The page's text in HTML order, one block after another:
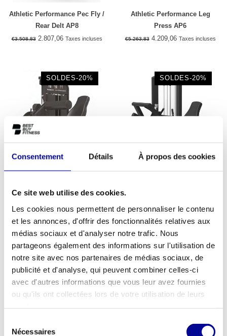
Consentement Détails À propos des cookies
Ce site web utilise des cookies.
Les cookies nous permettent de personnaliser le contenu
et les annonces, d'offrir des fonctionnalités relatives aux
médias sociaux et d'analyser notre trafic. Nous
partageons également des informations sur l'utilisation de
notre site avec nos partenaires de médias sociaux, de
publicité et d'analyse, qui peuvent combiner celles-ci
avec d'autres informations que vous leur avez fournies
ou qu'ils ont collectées lors de votre utilisation de leurs
Nécessaires
Athletic Performance Pec Fly /
Rear Delt AP8
€3.508,832.807,06 Taxes incluses
Athletic Performance Leg
Press AP6
€5.263,834.209,06 Taxes incluses
SOLDES-20%
Leg Extension / leg curl AP8
€3.508,832.807,06Taxes incluses
SOLDES-20%
€3.976,833.181,46Taxes incluses
SOLDES-20% SOLDES-20%